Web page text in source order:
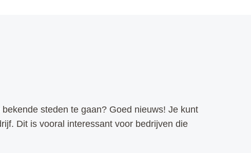
steden te gaan? Goed nieuws! Je kunt
Dit is vooral interessant voor bedrijven die